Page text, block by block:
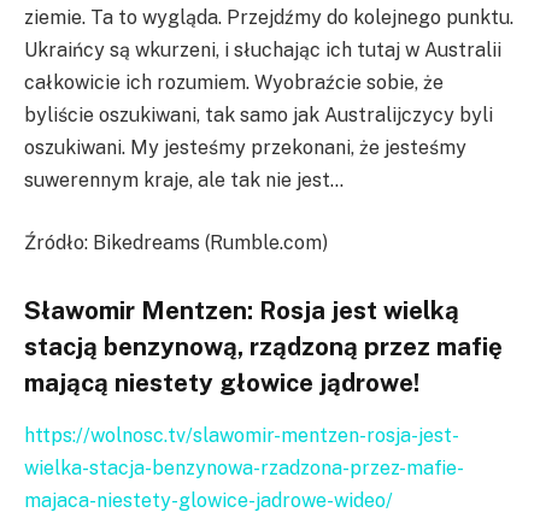
ziemie. Ta to wygląda. Przejdźmy do kolejnego punktu.
Ukraińcy są wkurzeni, i słuchając ich tutaj w Australii
całkowicie ich rozumiem. Wyobraźcie sobie, że
byliście oszukiwani, tak samo jak Australijczycy byli
oszukiwani. My jesteśmy przekonani, że jesteśmy
suwerennym kraje, ale tak nie jest…
Źródło: Bikedreams (Rumble.com)
Sławomir Mentzen: Rosja jest wielką
stacją benzynową, rządzoną przez mafię
mającą niestety głowice jądrowe!
https://wolnosc.tv/slawomir-mentzen-rosja-jest-
wielka-stacja-benzynowa-rzadzona-przez-mafie-
majaca-niestety-glowice-jadrowe-wideo/